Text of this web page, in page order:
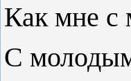
Как мне с
С